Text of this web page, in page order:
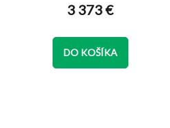
je
5
hviezdičiek.
3 373 €
DO KOŠÍKA